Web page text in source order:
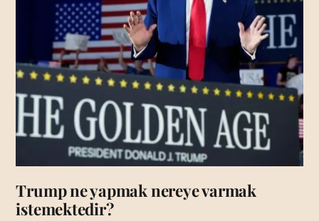
Trump ne yapmak nereye varmak
istemektedir?